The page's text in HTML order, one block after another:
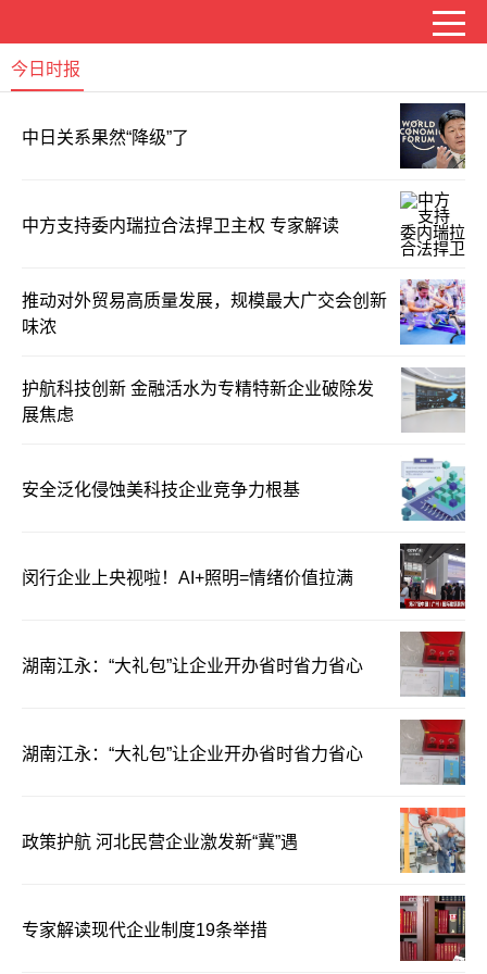
今日时报
中日关系果然“降级”了
中方支持委内瑞拉合法捍卫主权 专家解读
推动对外贸易高质量发展，规模最大广交会创新
味浓
护航科技创新 金融活水为专精特新企业破除发
展焦虑
安全泛化侵蚀美科技企业竞争力根基
闵行企业上央视啦！AI+照明=情绪价值拉满
湖南江永：“大礼包”让企业开办省时省力省心
湖南江永：“大礼包”让企业开办省时省力省心
政策护航 河北民营企业激发新“冀”遇
专家解读现代企业制度19条举措